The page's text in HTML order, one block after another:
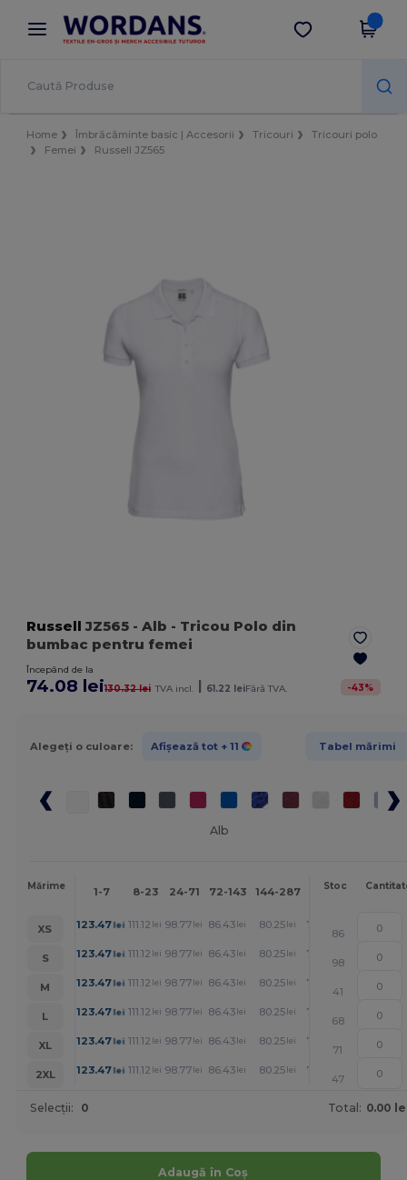
× Aplicația Wordans
Prețuri mai bune în aplicație!
Descarcă app
Home Îmbrăcăminte basic | Accesorii Tricouri
Tricouri polo
Femei
Russell JZ565
Russell JZ565 - Alb - Tricou Polo din
bumbac pentru femei
Începând de la
74.08 lei130.32 lei TVA incl. | 61.22 leiFără TVA. -43%
Alegeți o culoare: Afișează tot + 11 Tabel mărimi
Alb
Mărime 1-7 8-23 24-71 72-143 144-287 288 +
Mai
Stoc
XS 123.47lei 111.12 lei 98.77 lei 86.43 lei 80.25 lei 74.08
86
S
123.47lei 111.12 lei 98.77 lei 86.43 lei 80.25 lei 74.08
98
M
123.47lei 111.12 lei 98.77 lei 86.43 lei 80.25 lei 74.08
41
L
123.47lei 111.12 lei 98.77 lei 86.43 lei 80.25 lei 74.08
68
XL
123.47lei 111.12 lei 98.77 lei 86.43 lei 80.25 lei 74.08
71
2XL
123.47lei 111.12 lei 98.77 lei 86.43 lei 80.25 lei 74.08
47
Selecții: 0 Total: 0.00
Adaugă în Coș